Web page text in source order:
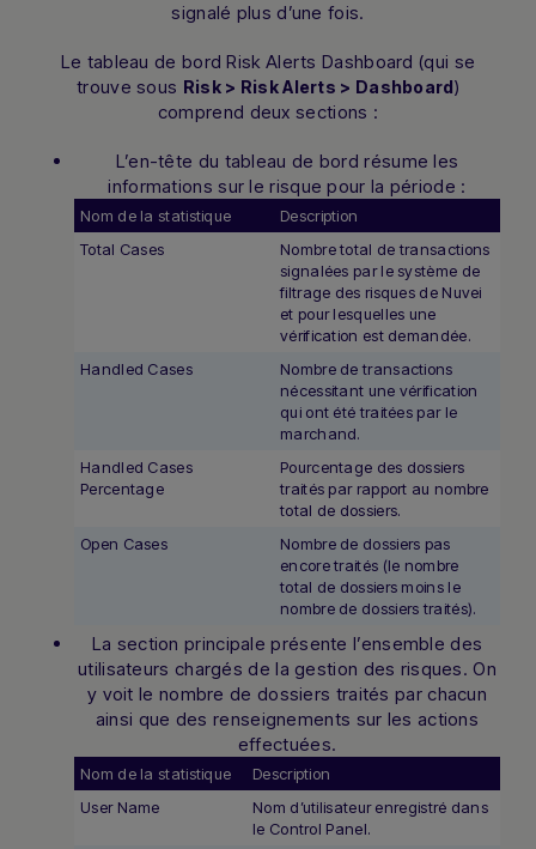
signalé plus d’une fois.
Le tableau de bord Risk Alerts Dashboard (qui se
trouve sous Risk > Risk Alerts > Dashboard)
comprend deux sections :
L’en-tête du tableau de bord résume les
informations sur le risque pour la période :
Nom de la statistique
Description
Total Cases
Nombre total de transactions
signalées par le système de
filtrage des risques de Nuvei
et pour lesquelles une
vérification est demandée.
Handled Cases
Nombre de transactions
nécessitant une vérification
qui ont été traitées par le
marchand.
Handled Cases
Percentage
Pourcentage des dossiers
traités par rapport au nombre
total de dossiers.
Open Cases
Nombre de dossiers pas
encore traités (le nombre
total de dossiers moins le
nombre de dossiers traités).
La section principale présente l’ensemble des
utilisateurs chargés de la gestion des risques. On
y voit le nombre de dossiers traités par chacun
ainsi que des renseignements sur les actions
effectuées.
Nom de la statistique
Description
User Name
Nom d’utilisateur enregistré dans
le Control Panel.
Hi there! How can I assist you today?
Type a message below to start a